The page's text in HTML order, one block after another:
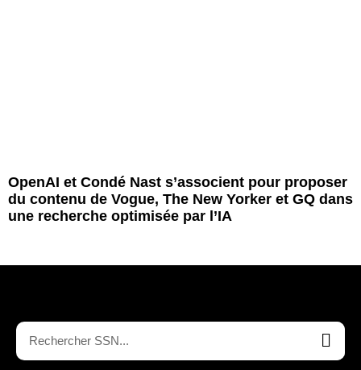
OpenAI et Condé Nast s’associent pour proposer
du contenu de Vogue, The New Yorker et GQ dans
une recherche optimisée par l’IA